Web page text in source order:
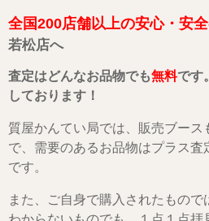
全国200店舗以上の安心・安
若松店へ
査定はどんなお品物でも無料です
しております！
質屋かんてい局では、販売ブース
で、需要のあるお品物はプラス
です。
また、ご自身で購入されたもの